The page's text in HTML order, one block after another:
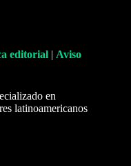
editorial | Aviso
en
latinoamericanos